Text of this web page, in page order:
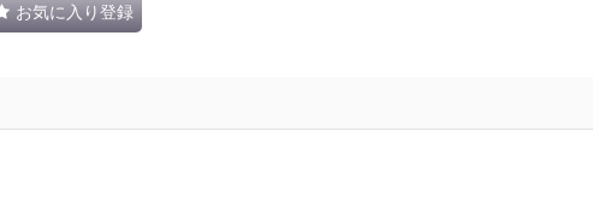
お気に入り登録